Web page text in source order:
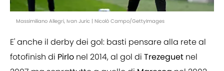
Massimiliano Allegri, Ivan Juric | Nicolò Campo/GettyImages
E' anche il derby dei gol: basti pensare alla rete al
fotofinish di Pirlo nel 2014, al gol di Trezeguet nel